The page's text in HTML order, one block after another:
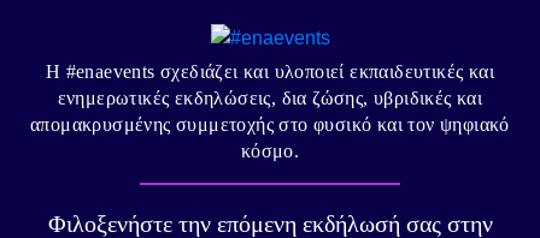
Η #enaevents σχεδιάζει και υλοποιεί εκπαιδευτικές και
ενημερωτικές εκδηλώσεις, δια ζώσης, υβριδικές και
απομακρυσμένης συμμετοχής στο φυσικό και τον ψηφιακό
κόσμο.
Φιλοξενήστε την επόμενη εκδήλωσή σας στην